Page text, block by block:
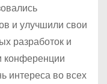
и улучшили свои
разработок и
конференции
интереса во всех